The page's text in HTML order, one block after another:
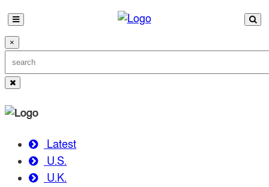
×
Latest
U.S.
U.K.